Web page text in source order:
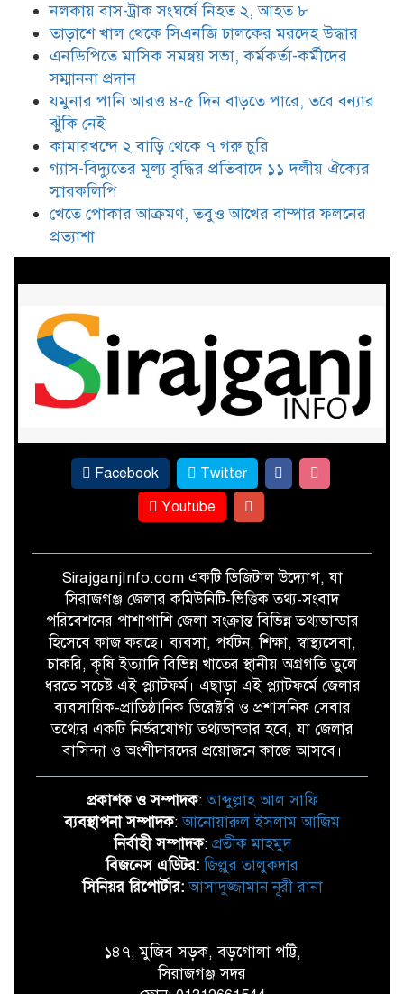
এনডিপিতে মাসিক সমন্বয় সভা,
কর্মকর্তা-কর্মীদের সম্মাননা প্রদান
যমুনার পানি আরও ৪-৫ দিন বাড়তে
গ্যাস-বিদ্যুতের মূল্য বৃদ্ধির প্রতিবাদে
খেতে পোকার আক্রমণ, তবুও আখের
বাম্পার ফলনের প্রত্যাশা
নলকায় বাস-ট্রাক সংঘর্ষে নিহত ২, আহত ৮
তাড়াশে খাল থেকে সিএনজি চালকের মরদেহ উদ্ধার
এনডিপিতে মাসিক সমন্বয় সভা, কর্মকর্তা-কর্মীদের
সম্মাননা প্রদান
যমুনার পানি আরও ৪-৫ দিন বাড়তে পারে, তবে বন্যার
ঝুঁকি নেই
কামারখন্দে ২ বাড়ি থেকে ৭ গরু চুরি
গ্যাস-বিদ্যুতের মূল্য বৃদ্ধির প্রতিবাদে ১১ দলীয় ঐক্যের
স্মারকলিপি
খেতে পোকার আক্রমণ, তবুও আখের বাম্পার ফলনের
প্রত্যাশা
Facebook
Twitter
Youtube
SirajganjInfo.com একটি ডিজিটাল উদ্যোগ, যা
সিরাজগঞ্জ জেলার কমিউনিটি-ভিত্তিক তথ্য-সংবাদ
পরিবেশনের পাশাপাশি জেলা সংক্রান্ত বিভিন্ন তথ্যভান্ডার
হিসেবে কাজ করছে। ব্যবসা, পর্যটন, শিক্ষা, স্বাস্থ্যসেবা,
চাকরি, কৃষি ইত্যাদি বিভিন্ন খাতের স্থানীয় অগ্রগতি তুলে
ধরতে সচেষ্ট এই প্ল্যাটফর্ম। এছাড়া এই প্ল্যাটফর্মে জেলার
ব্যবসায়িক-প্রাতিষ্ঠানিক ডিরেক্টরি ও প্রশাসনিক সেবার
তথ্যের একটি নির্ভরযোগ্য তথ্যভান্ডার হবে, যা জেলার
বাসিন্দা ও অংশীদারদের প্রয়োজনে কাজে আসবে।
প্রকাশক ও সম্পাদক:আব্দুল্লাহ আল সাফি
ব্যবস্থাপনা সম্পাদক:আনোয়ারুল ইসলাম আজিম
নির্বাহী সম্পাদক: প্রতীক মাহমুদ
বিজনেস এডিটর: জিল্লুর তালুকদার
সিনিয়র রিপোর্টার: আসাদুজ্জামান নূরী রানা
১৪৭, মুজিব সড়ক, বড়গোলা পট্টি,
সিরাজগঞ্জ সদর